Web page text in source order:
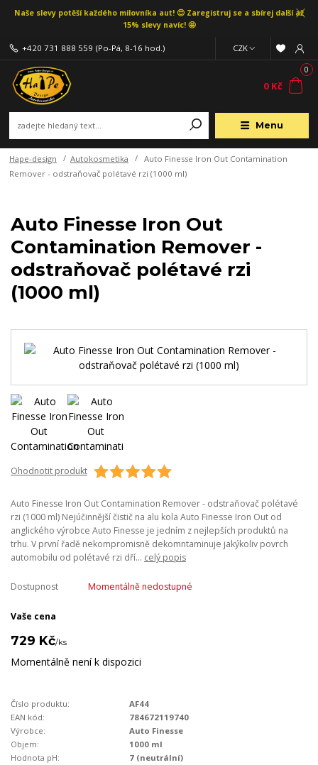
Naše slevy potěší každého milovníka aut! 😍 Zaregistruj se a sbírej další až
15% slevy navíc! 🤩
Menu
CZK
+420 731 888 559 (Po-Pá, 8-16 hod.)
0
0 Kč
Hape-design Autokosmetika
Auto Finesse Iron Out Contamination
Remover - odstraňovač polétavé rzi (1000 ml)
Auto Finesse Iron Out
Contamination Remover -
odstraňovač polétavé rzi
(1000 ml)
Ohodnotit produkt
Auto Finesse Iron Out Contamination Remover - odstraňovač polétavé
rzi (1000 ml) Nejúčinnější čistič na alu kola Auto Finesse Iron Out od
anglického výrobce Auto Finesse je jedním z nejlepších produktů na
trhu. V první řadě nekompromisně dekomntaminuje jakýkoliv povrch
automobilu od polétavé rzi dří... celý popis
Dostupnost Momentálně nedostupné
Vaše cena
729 Kč/ks
Momentálně není k dispozici
Číslo produktu:
AF44
EAN kód:
784672119740
Výrobce:
Auto Finesse
Objem:
1000 ml
Hodnota pH:
7 (neutrální)